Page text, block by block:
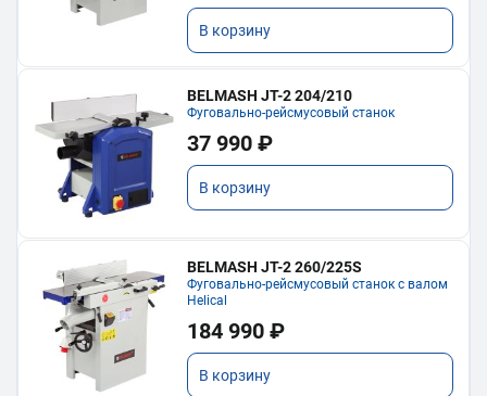
В корзину
BELMASH JT-2 204/210
Фуговально-рейсмусовый станок
37 990 ₽
В корзину
BELMASH JT-2 260/225S
Фуговально-рейсмусовый станок с валом
Helical
184 990 ₽
В корзину